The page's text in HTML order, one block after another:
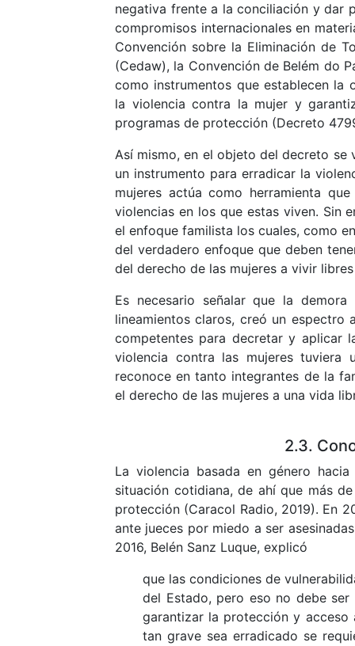
negativa frente a la conciliación y dar
compromisos internacionales en
Convención sobre la Eliminación de
(Cedaw), la Convención de Belém do
como instrumentos que establecen la
la violencia contra la mujer y
programas de protección (Decreto
Así mismo, en el objeto del decreto
un instrumento para erradicar la
mujeres actúa como herramienta
violencias en los que estas viven. Sin
el enfoque familista los cuales, como
del verdadero enfoque que deben
del derecho de las mujeres a vivir
Es necesario señalar que la
lineamientos claros, creó un
competentes para decretar y aplicar
violencia contra las mujeres tuviera
reconoce en tanto integrantes de la
el derecho de las mujeres a una vida
2.3.
La violencia basada en género
situación cotidiana, de ahí que más
protección (Caracol Radio, 2019). En
ante jueces por miedo a ser
2016, Belén Sanz Luque, explicó
que las condiciones de
del Estado, pero eso no debe
garantizar la protección y acceso
tan grave sea erradicado se